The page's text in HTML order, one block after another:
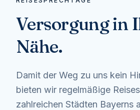
Versorgung in
Nähe.
Damit der Weg zu uns kein
bieten wir regelmäßige
zahlreichen Städten Bayerns